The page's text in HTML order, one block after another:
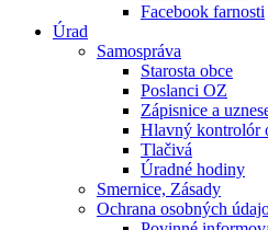
Facebook farnosti
Úrad
Samospráva
Starosta obce
Poslanci OZ
Zápisnice a
Hlavný kontrolór
Tlačivá
Úradné hodiny
Smernice, Zásady
Ochrana osobných